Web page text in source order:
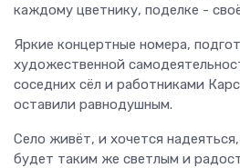
каждому цветнику, поделке -
Яркие концертные номера,
художественной
соседних сёл и работниками
оставили равнодушным.
Село живёт, и хочется
будет таким же светлым и